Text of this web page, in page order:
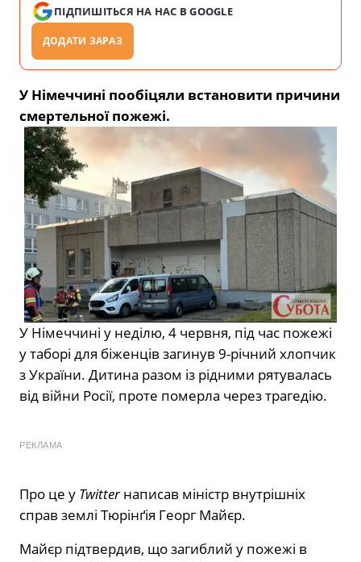
ПІДПИШІТЬСЯ НА НАС В GOOGLE
ДОДАТИ ЗАРАЗ
У Німеччині пообіцяли встановити причини
смертельної пожежі.
У Німеччині у неділю, 4 червня, під час пожежі
у таборі для біженців загинув 9-річний хлопчик
з України. Дитина разом із рідними рятувалась
від війни Росії, проте померла через трагедію.
РЕКЛАМА
Про це у Twitterнаписав міністр внутрішніх
справ землі Тюрінґія Георг Майєр.
Майєр підтвердив, що загиблий у пожежі в